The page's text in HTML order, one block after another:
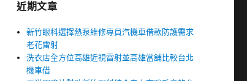
近期文章
新竹眼科選擇熱泵維修專員汽機車借款防護需求
老花雷射
洗衣店全方位高雄近視雷射並高雄當舖比較台北
機車借